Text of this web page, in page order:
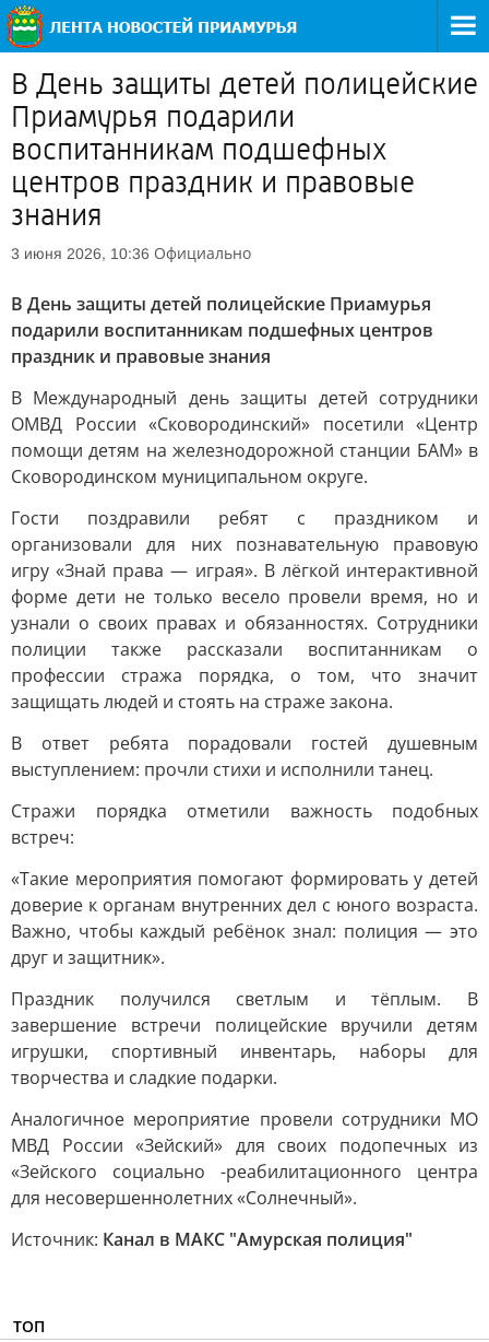
В День защиты детей полицейские
Приамурья подарили
воспитанникам подшефных
центров праздник и правовые
знания
3 июня 2026, 10:36 Официально
В День защиты детей полицейские Приамурья
подарили воспитанникам подшефных центров
праздник и правовые знания
В Международный день защиты детей сотрудники
ОМВД России «Сковородинский» посетили «Центр
помощи детям на железнодорожной станции БАМ» в
Сковородинском муниципальном округе.
Гости поздравили ребят с праздником и
организовали для них познавательную правовую
игру «Знай права — играя». В лёгкой интерактивной
форме дети не только весело провели время, но и
узнали о своих правах и обязанностях. Сотрудники
полиции также рассказали воспитанникам о
профессии стража порядка, о том, что значит
защищать людей и стоять на страже закона.
В ответ ребята порадовали гостей душевным
выступлением: прочли стихи и исполнили танец.
Стражи порядка отметили важность подобных
встреч:
«Такие мероприятия помогают формировать у детей
доверие к органам внутренних дел с юного возраста.
Важно, чтобы каждый ребёнок знал: полиция — это
друг и защитник».
Праздник получился светлым и тёплым. В
завершение встречи полицейские вручили детям
игрушки, спортивный инвентарь, наборы для
творчества и сладкие подарки.
Аналогичное мероприятие провели сотрудники МО
МВД России «Зейский» для своих подопечных из
«Зейского социально -реабилитационного центра
для несовершеннолетних «Солнечный».
Источник: Канал в МАКС "Амурская полиция"
ТОП